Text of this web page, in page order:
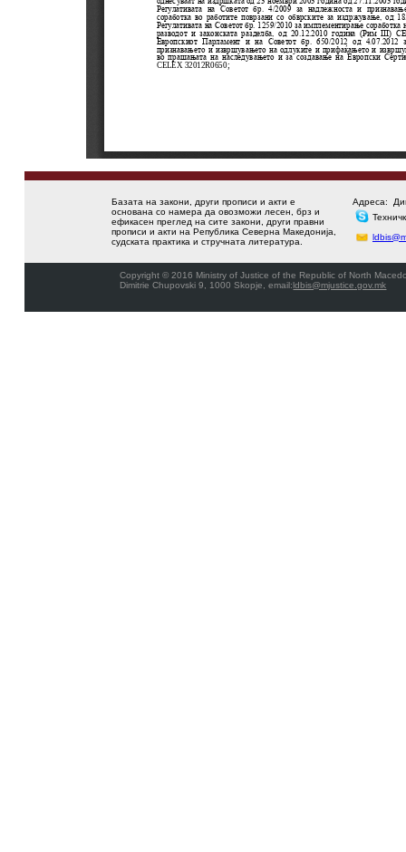
Базата на закони, други прописи и акти е
основана со намера да овозможи лесен, брз и
ефикасен преглед на сите закони, други правни
прописи и акти на Република Северна Македонија,
судската практика и стручната литература.
Адреса:
Copyright © 2016 Ministry of Justice of the Republic of North
Dimitrie Chupovski 9, 1000 Skopje, email:ldbis@mjustice.gov.mk